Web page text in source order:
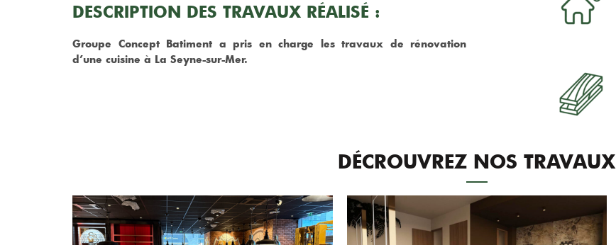
DESCRIPTION DES TRAVAUX RÉALISÉ :
Groupe Concept Batiment a pris en charge les travaux de rénovation
d’une cuisine à La Seyne-sur-Mer.
DÉCROUVREZ NOS TRAVAUX